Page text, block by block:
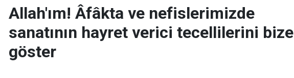
Allah'ım! Âfâkta ve nefislerimizde
sanatının hayret verici tecellilerini bize
göster